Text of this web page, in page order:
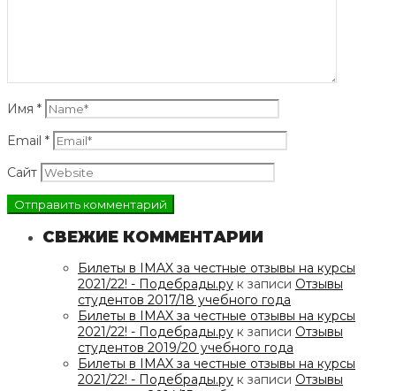
Имя *
Email *
Сайт
СВЕЖИЕ КОММЕНТАРИИ
Билеты в IMAX за честные отзывы на курсы
2021/22! - Подебрады.ру к записи Отзывы
студентов 2017/18 учебного года
Билеты в IMAX за честные отзывы на курсы
2021/22! - Подебрады.ру к записи Отзывы
студентов 2019/20 учебного года
Билеты в IMAX за честные отзывы на курсы
2021/22! - Подебрады.ру к записи Отзывы